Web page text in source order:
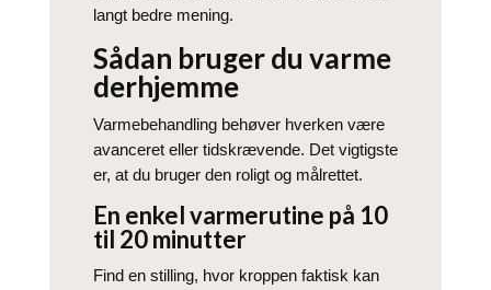
langt bedre mening.
Sådan bruger du varme
derhjemme
Varmebehandling behøver hverken være
avanceret eller tidskrævende. Det vigtigste
er, at du bruger den roligt og målrettet.
En enkel varmerutine på 10
til 20 minutter
Find en stilling, hvor kroppen faktisk kan